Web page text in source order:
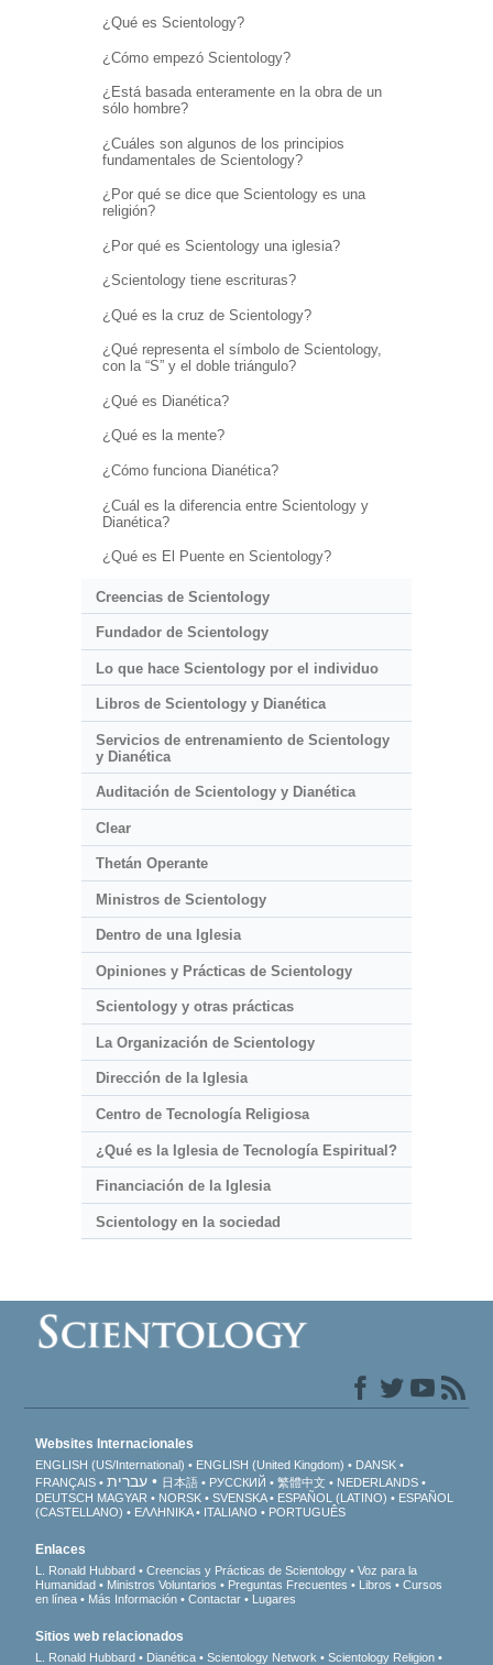
¿Qué es Scientology?
¿Cómo empezó Scientology?
¿Está basada enteramente en la obra de un
sólo hombre?
¿Cuáles son algunos de los principios
fundamentales de Scientology?
¿Por qué se dice que Scientology es una
religión?
¿Por qué es Scientology una iglesia?
¿Scientology tiene escrituras?
¿Qué es la cruz de Scientology?
¿Qué representa el símbolo de Scientology,
con la “S” y el doble triángulo?
¿Qué es Dianética?
¿Qué es la mente?
¿Cómo funciona Dianética?
¿Cuál es la diferencia entre Scientology y
Dianética?
¿Qué es El Puente en Scientology?
Creencias de Scientology
Fundador de Scientology
Lo que hace Scientology por el individuo
Libros de Scientology y Dianética
Servicios de entrenamiento de Scientology
y Dianética
Auditación de Scientology y Dianética
Clear
Thetán Operante
Ministros de Scientology
Dentro de una Iglesia
Opiniones y Prácticas de Scientology
Scientology y otras prácticas
La Organización de Scientology
Dirección de la Iglesia
Centro de Tecnología Religiosa
¿Qué es la Iglesia de Tecnología Espiritual?
Financiación de la Iglesia
Scientology en la sociedad
Websites Internacionales
ENGLISH (US/International) ENGLISH (United Kingdom)
DANSK
FRANÇAIS
עברית 日本語 РУССКИЙ 繁體中文
NEDERLANDS
DEUTSCH MAGYAR NORSK SVENSKA ESPAÑOL (LATINO)
ESPAÑOL
(CASTELLANO)
ΕΛΛΗΝΙΚA ITALIANO PORTUGUÊS
Enlaces
L. Ronald Hubbard Creencias y Prácticas de Scientology
Voz para la
Humanidad
Ministros Voluntarios Preguntas Frecuentes Libros
Cursos
en línea
Más Información Contactar Lugares
Sitios web relacionados
L. Ronald Hubbard Dianética Scientology Network Scientology Religion